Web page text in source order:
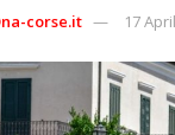
corse.it 17